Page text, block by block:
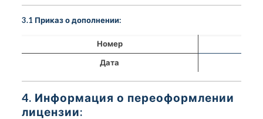
3.1 Приказ о дополнении:
Номер
Дата
4. Информация о переоформлении
лицензии: